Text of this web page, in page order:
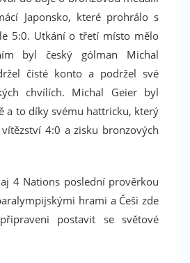
Japonsko, které prohrálo s
5:0. Utkání o třetí místo mělo
byl český gólman Michal
čisté konto a podržel své
chvílích. Michal Geier byl
a to díky svému hattricku, který
4:0 a zisku bronzových
4 Nations poslední prověrkou
hrami a Češi zde
postavit se světové